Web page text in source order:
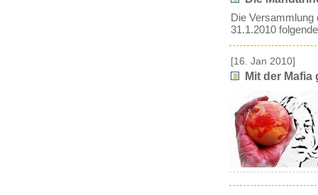
Die Versammlung
31.1.2010
[16. Jan 2010]
Mit der Mafia